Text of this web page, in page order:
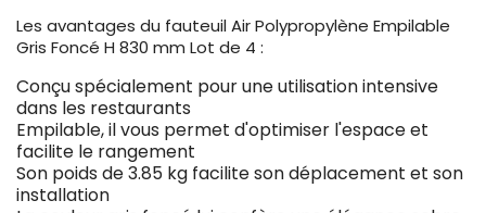
Les avantages du fauteuil Air Polypropylène Empilable
Gris Foncé H 830 mm Lot de 4 :
Conçu spécialement pour une utilisation intensive
dans les restaurants
Empilable, il vous permet d'optimiser l'espace et
facilite le rangement
Son poids de 3.85 kg facilite son déplacement et son
installation